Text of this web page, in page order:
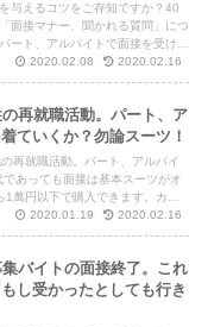
与えるコツをご存知ですか？40
面接マナー、聞かれる質問」につ
ート、アルバイトで面接を受けに
面接マナー&質問一覧です。
2020.02.08 2020.02.16
の再就職活動。パート、ア
ていくか？勿論スーツ！
再就職活動。パート、アルバイ
あっても面接は基本スーツがオ
萬円以下で購入できます。カー
一印象で負けちゃうかも。
2020.01.19 2020.02.16
集バイトの面接終了。これ
し受かったとしても行き